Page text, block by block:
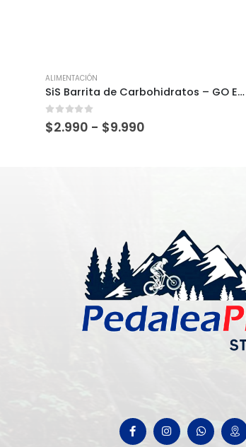
ALIMENTACIÓN
SiS Barrita de Carbohidratos – GO Energy Bar Mini – 40g
0 out of 5
$2.990 - $9.990